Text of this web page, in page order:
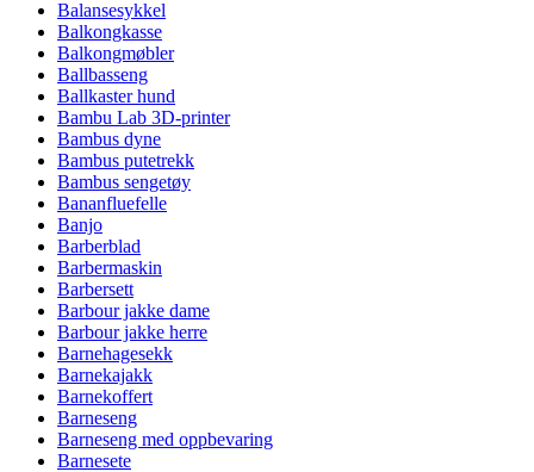
Balansesykkel
Balkongkasse
Balkongmøbler
Ballbasseng
Ballkaster hund
Bambu Lab 3D-printer
Bambus dyne
Bambus putetrekk
Bambus sengetøy
Bananfluefelle
Banjo
Barberblad
Barbermaskin
Barbersett
Barbour jakke dame
Barbour jakke herre
Barnehagesekk
Barnekajakk
Barnekoffert
Barneseng
Barneseng med oppbevaring
Barnesete